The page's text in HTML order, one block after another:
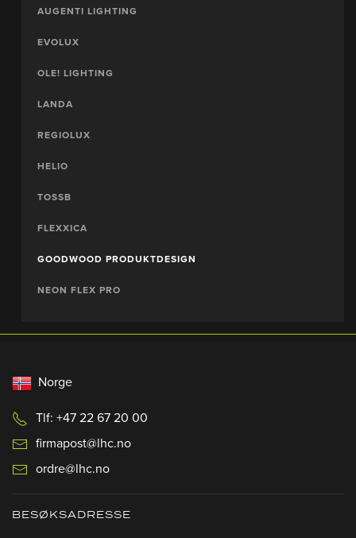
AUGENTI LIGHTING
EVOLUX
OLE! LIGHTING
LANDA
REGIOLUX
HELIO
TOSSB
FLEXXICA
GOODWOOD PRODUKTDESIGN
NEON FLEX PRO
Norge
Tlf: +47 22 67 20 00
firmapost@lhc.no
ordre@lhc.no
BESØKSADRESSE